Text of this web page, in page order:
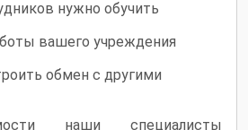
нужно обучить
вашего учреждения
обмен с другими
наши специалисты